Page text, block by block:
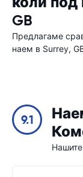
GB
Предлагаме
наем в Surrey,
9.1